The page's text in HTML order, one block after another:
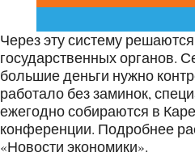
Через эту систему
государственных органов.
большие деньги нужно
работало без заминок,
ежегодно собираются в
конференции. Подробнее
«Новости экономики».